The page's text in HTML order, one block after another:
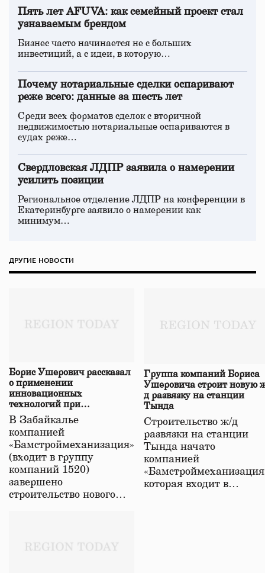
Пять лет AFUVA: как семейный проект стал
узнаваемым брендом
Бизнес часто начинается не с больших
инвестиций, а с идеи, в которую…
Почему нотариальные сделки оспаривают
реже всего: данные за шесть лет
Среди всех форматов сделок с вторичной
недвижимостью нотариальные оспариваются в
судах реже…
Свердловская ЛДПР заявила о намерении
усилить позиции
Региональное отделение ЛДПР на конференции в
Екатеринбурге заявило о намерении как
минимум…
ДРУГИЕ НОВОСТИ
Борис Ушерович рассказал
о применении
инновационных
технологий при
строительстве нового моста
в Забайкалье
В Забайкалье
компанией
«Бамстроймеханизация»
(входит в группу
компаний 1520)
завершено
строительство нового…
Группа компаний Бориса
Ушеровича строит новую
д развязку на станции
Тында
Строительство ж/д
развязки на станции
Тында начато
компанией
которая входит в…